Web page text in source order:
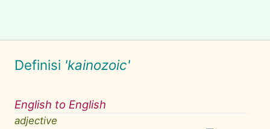
Definisi 'kainozoic'
English to English
adjective